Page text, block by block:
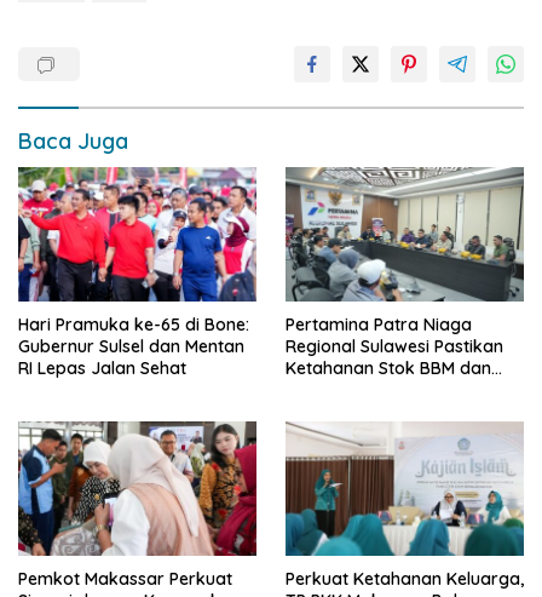
Baca Juga
Hari Pramuka ke-65 di Bone:
Gubernur Sulsel dan Mentan
RI Lepas Jalan Sehat
Pertamina Patra Niaga
Regional Sulawesi Pastikan
Ketahanan Stok BBM dan
Pemkot Makassar Perkuat
Perkuat Ketahanan Keluarga,